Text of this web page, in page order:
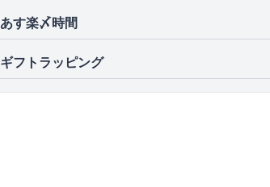
あす楽〆時間
ギフトラッピング